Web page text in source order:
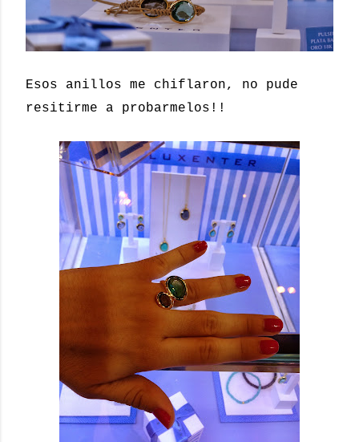
Esos anillos me chiflaron, no pude
resitirme a probarmelos!!